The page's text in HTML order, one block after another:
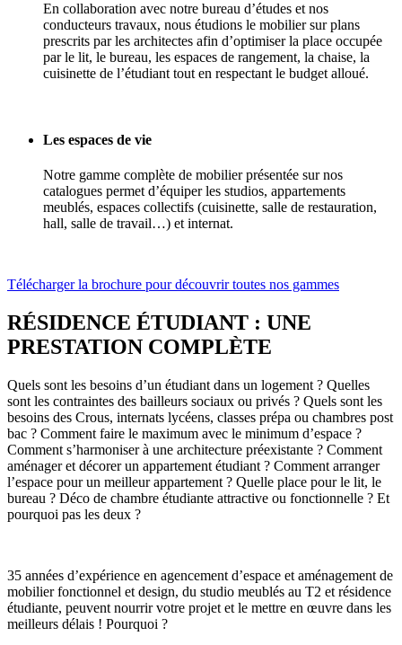
En collaboration avec notre bureau d’études et nos
conducteurs travaux, nous étudions le mobilier sur plans
prescrits par les architectes afin d’optimiser la place occupée
par le lit, le bureau, les espaces de rangement, la chaise, la
cuisinette de l’étudiant tout en respectant le budget alloué.
Les espaces de vie
Notre gamme complète de mobilier présentée sur nos
catalogues permet d’équiper les studios, appartements
meublés, espaces collectifs (cuisinette, salle de restauration,
hall, salle de travail…) et internat.
Télécharger la brochure pour découvrir toutes nos gammes
RÉSIDENCE ÉTUDIANT : UNE
PRESTATION COMPLÈTE
Quels sont les besoins d’un étudiant dans un logement ? Quelles
sont les contraintes des bailleurs sociaux ou privés ? Quels sont les
besoins des Crous, internats lycéens, classes prépa ou chambres post
bac ? Comment faire le maximum avec le minimum d’espace ?
Comment s’harmoniser à une architecture préexistante ? Comment
aménager et décorer un appartement étudiant ? Comment arranger
l’espace pour un meilleur appartement ? Quelle place pour le lit, le
bureau ? Déco de chambre étudiante attractive ou fonctionnelle ? Et
pourquoi pas les deux ?
35 années d’expérience en agencement d’espace et aménagement de
mobilier fonctionnel et design, du studio meublés au T2 et résidence
étudiante, peuvent nourrir votre projet et le mettre en œuvre dans les
meilleurs délais ! Pourquoi ?